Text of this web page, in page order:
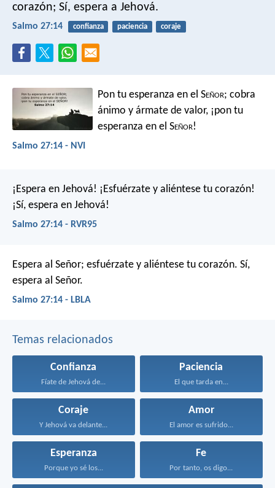
corazón; Sí, espera a Jehová.
Salmo 27:14 confianza paciencia coraje
Pon tu esperanza en el Señor; cobra
ánimo y ármate de valor, ¡pon tu
esperanza en el Señor!
Salmo 27:14 - NVI
¡Espera en Jehová! ¡Esfuérzate y aliéntese tu corazón!
¡Sí, espera en Jehová!
Salmo 27:14 - RVR95
Espera al Señor; esfuérzate y aliéntese tu corazón. Sí,
espera al Señor.
Salmo 27:14 - LBLA
Temas relacionados
Confianza
Fíate de Jehová de...
Paciencia
El que tarda en...
Coraje
Y Jehová va delante...
Amor
El amor es sufrido...
Esperanza
Porque yo sé los...
Fe
Por tanto, os digo...